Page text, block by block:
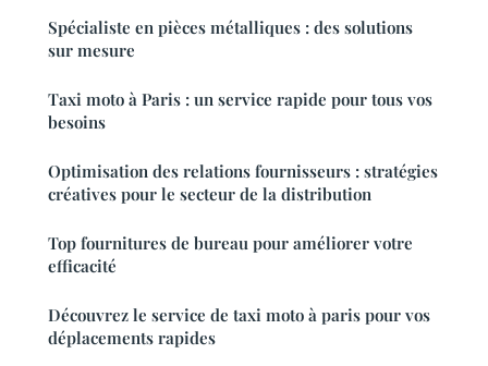
Spécialiste en pièces métalliques : des solutions
sur mesure
Taxi moto à Paris : un service rapide pour tous vos
besoins
Optimisation des relations fournisseurs : stratégies
créatives pour le secteur de la distribution
Top fournitures de bureau pour améliorer votre
efficacité
Découvrez le service de taxi moto à paris pour vos
déplacements rapides